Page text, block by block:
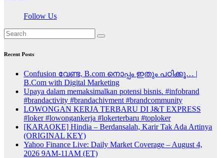
Follow Us
Recent Posts
Confusion വേണ്ട, B.com നൊപ്പം ഇതും പഠിക്കൂ… |
B.Com with Digital Marketing
Upaya dalam memaksimalkan potensi bisnis. #infobrand
#brandactivity #brandachivment #brandcommunity
LOWONGAN KERJA TERBARU DI J&T EXPRESS
#loker #lowongankerja #lokerterbaru #toploker
[KARAOKE] Hindia – Berdansalah, Karir Tak Ada Artinya
(ORIGINAL KEY)
Yahoo Finance Live: Daily Market Coverage – August 4,
2026 9AM-11AM (ET)